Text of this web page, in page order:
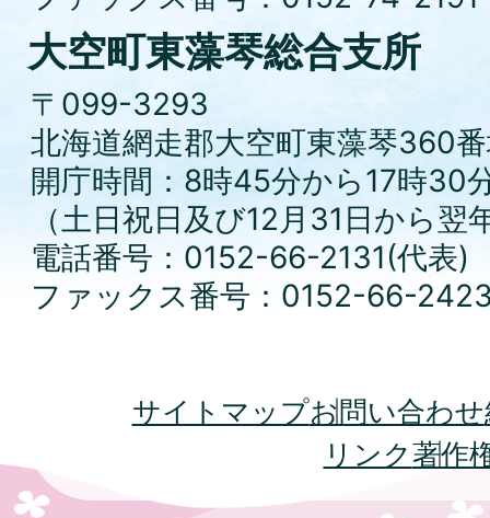
大空町東藻琴総合支所
〒099-3293
北海道網走郡大空町東藻琴360
開庁時間：8時45分から17時30
（土日祝日及び12月31日から
電話番号：0152-66-2131(代表)
ファックス番号：0152-66-
サイトマップお問い合わせ
リンク著作